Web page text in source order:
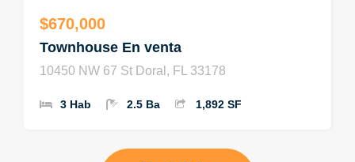
$670,000
Townhouse En venta
10450 NW 67 St Doral, FL 33178
3 Hab 2.5 Ba 1,892 SF